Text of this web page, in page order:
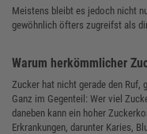
Meistens bleibt es jedoch nicht
gewöhnlich öfters zugreifst als
Warum herkömmlicher
Zucker hat nicht gerade den Ruf,
Ganz im Gegenteil: Wer viel
daneben kann ein hoher
Erkrankungen, darunter Karies,